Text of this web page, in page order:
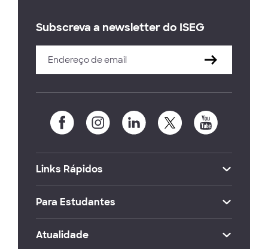
Subscreva a newsletter do ISEG
Links Rápidos
Para Estudantes
Atualidade